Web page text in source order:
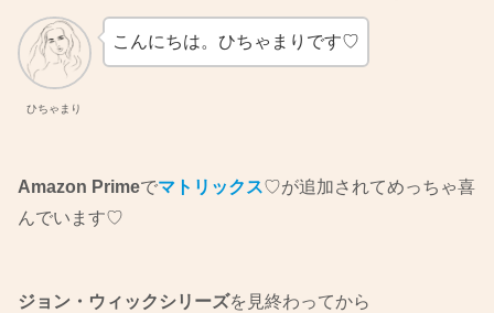
ひちゃまり
こんにちは。ひちゃまりです♡
Amazon Primeでマトリックス♡が追加されてめっちゃ喜
んでいます♡
ジョン・ウィックシリーズを見終わってから